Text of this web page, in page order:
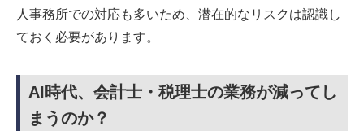
人事務所での対応も多いため、潜在的なリスクは認識し
ておく必要があります。
AI時代、会計士・税理士の業務が減ってし
まうのか？